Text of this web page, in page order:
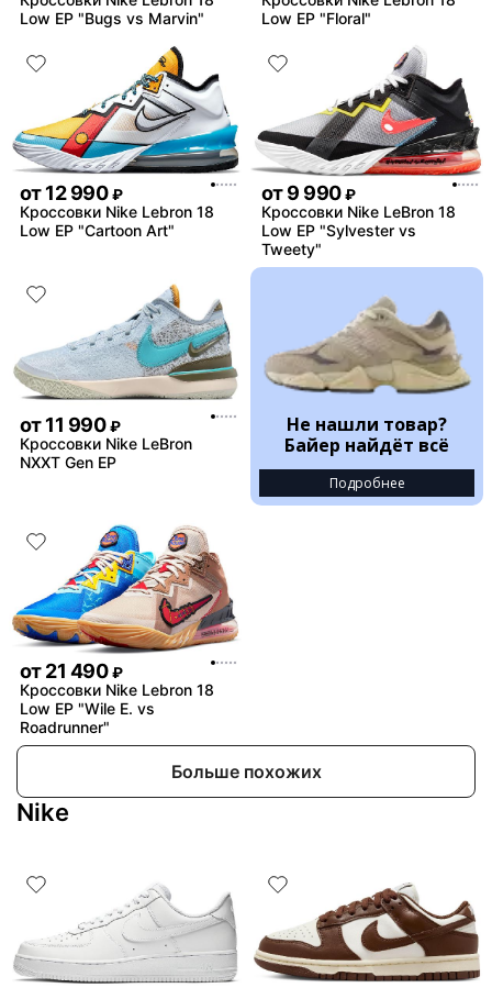
Low EP "Bugs vs Marvin"
Low EP "Floral"
от12 990 ₽
Кроссовки Nike Lebron 18
Low EP "Cartoon Art"
от9 990 ₽
Кроссовки Nike LeBron 18
Low EP "Sylvester vs
Tweety"
от11 990 ₽
Кроссовки Nike LeBron
NXXT Gen EP
Не нашли товар?
Байер найдёт всё
Подробнее
от21 490 ₽
Кроссовки Nike Lebron 18
Low EP "Wile E. vs
Roadrunner"
Больше похожих
Nike